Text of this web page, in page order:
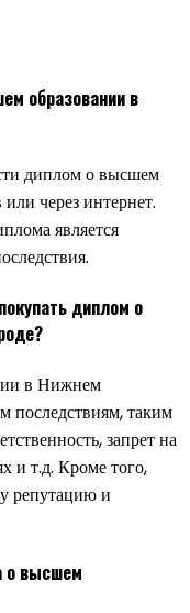
образовании в
диплом о высшем
через интернет.
является
диплом о
в Нижнем
последствиям, таким
запрет на
и т.д. Кроме того,
репутацию и
о высшем